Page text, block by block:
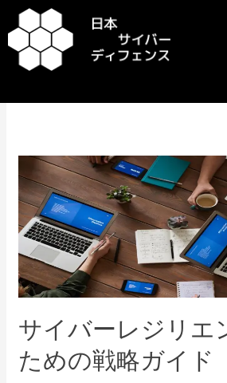
容
を
ッ
2025年1月2日
サイバーレジリエ
ための戦略ガイド
イ
バ
ー
レ
ジ
リ
エ
ン
ス
構